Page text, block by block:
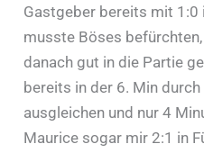
Gastgeber bereits mit 1:0
musste Böses
danach gut in die Partie
bereits in der 6. Min
ausgleichen und nur 4
Maurice sogar mir 2:1 in